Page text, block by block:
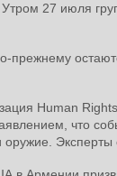
27 июля
прежнему
Human
что
Эксперты